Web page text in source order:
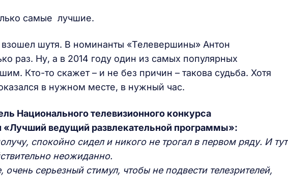
самые лучшие.
шутя. В номинанты «Телевершины» Антон
раз. Ну, а в 2014 году один из самых популярных
Кто-то скажет – и не без причин – такова судьба. Хотя
в нужном месте, в нужный час.
Национального телевизионного конкурса
ведущий развлекательной программы»:
спокойно сидел и никого не трогал в первом ряду. И тут
неожиданно.
серьезный стимул, чтобы не подвести телезрителей,